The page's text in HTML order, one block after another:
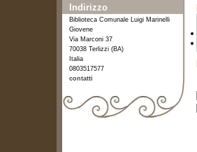
Indirizzo
Biblioteca Comunale Luigi Marinelli
Giovene
Via Marconi 37
70038 Terlizzi (BA)
Italia
0803517577
contatti